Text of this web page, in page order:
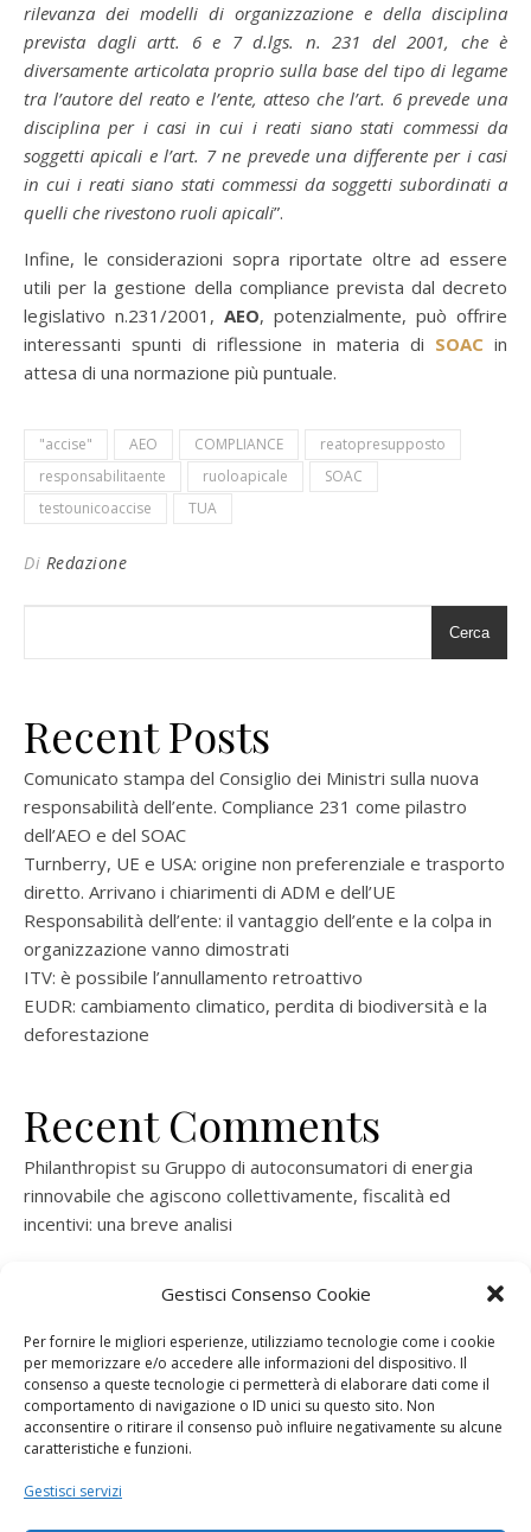
Gestisci Consenso Cookie
Per fornire le migliori esperienze, utilizziamo tecnologie come i cookie
per memorizzare e/o accedere alle informazioni del dispositivo. Il
consenso a queste tecnologie ci permetterà di elaborare dati come il
comportamento di navigazione o ID unici su questo sito. Non
acconsentire o ritirare il consenso può influire negativamente su alcune
caratteristiche e funzioni.
Gestisci servizi
rilevanza dei modelli di organizzazione e della disciplina
prevista dagli artt. 6 e 7 d.lgs. n. 231 del 2001, che è
diversamente articolata proprio sulla base del tipo di legame
tra l’autore del reato e l’ente, atteso che l’art. 6 prevede una
disciplina per i casi in cui i reati siano stati commessi da
soggetti apicali e l’art. 7 ne prevede una differente per i casi
in cui i reati siano stati commessi da soggetti subordinati a
quelli che rivestono ruoli apicali”.
Infine, le considerazioni sopra riportate oltre ad essere
utili per la gestione della compliance prevista dal decreto
legislativo n.231/2001, AEO, potenzialmente, può offrire
interessanti spunti di riflessione in materia di SOAC in
attesa di una normazione più puntuale.
"accise" AEO COMPLIANCE
reatopresupposto
responsabilitaente
ruoloapicale
SOAC
testounicoaccise
TUA
Di Redazione
Cerca
Recent Posts
Comunicato stampa del Consiglio dei Ministri sulla nuova
responsabilità dell’ente. Compliance 231 come pilastro
dell’AEO e del SOAC
Turnberry, UE e USA: origine non preferenziale e trasporto
diretto. Arrivano i chiarimenti di ADM e dell’UE
Responsabilità dell’ente: il vantaggio dell’ente e la colpa in
organizzazione vanno dimostrati
ITV: è possibile l’annullamento retroattivo
EUDR: cambiamento climatico, perdita di biodiversità e la
deforestazione
Recent Comments
Philanthropist su Gruppo di autoconsumatori di energia
rinnovabile che agiscono collettivamente, fiscalità ed
incentivi: una breve analisi
rinnovabile che agiscono collettivamente, fiscalità ed
ramatogelsuGruppo di autoconsumatori di energia
rinnovabile che agiscono collettivamente, fiscalità ed
incentivi: una breve analisi
consorzio per la produzione di energia elettrica